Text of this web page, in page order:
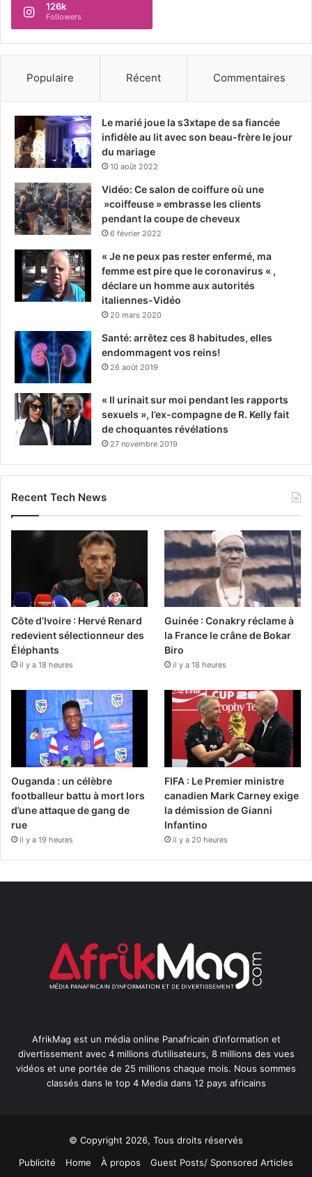
126k
Followers
Populaire Récent Commentaires
Le marié joue la s3xtape de sa fiancée
infidèle au lit avec son beau-frère le jour
du mariage
10 août 2022
Vidéo: Ce salon de coiffure où une
»coiffeuse » embrasse les clients
pendant la coupe de cheveux
6 février 2022
« Je ne peux pas rester enfermé, ma
femme est pire que le coronavirus « ,
déclare un homme aux autorités
italiennes-Vidéo
20 mars 2020
Santé: arrêtez ces 8 habitudes, elles
endommagent vos reins!
26 août 2019
« Il urinait sur moi pendant les rapports
sexuels », l’ex-compagne de R. Kelly fait
de choquantes révélations
27 novembre 2019
Recent Tech News
Côte d’Ivoire : Hervé Renard
redevient sélectionneur des
Éléphants
il y a 18 heures
Guinée : Conakry réclame à
la France le crâne de Bokar
Biro
il y a 18 heures
Ouganda : un célèbre
footballeur battu à mort lors
d’une attaque de gang de
rue
il y a 19 heures
FIFA : Le Premier ministre
canadien Mark Carney exige
la démission de Gianni
Infantino
il y a 20 heures
AfrikMag est un média online Panafricain d’information et
divertissement avec 4 millions d’utilisateurs, 8 millions des vues
vidéos et une portée de 25 millions chaque mois. Nous sommes
classés dans le top 4 Media dans 12 pays africains
© Copyright 2026, Tous droits réservés
Publicité
Home À propos Guest Posts/ Sponsored Articles